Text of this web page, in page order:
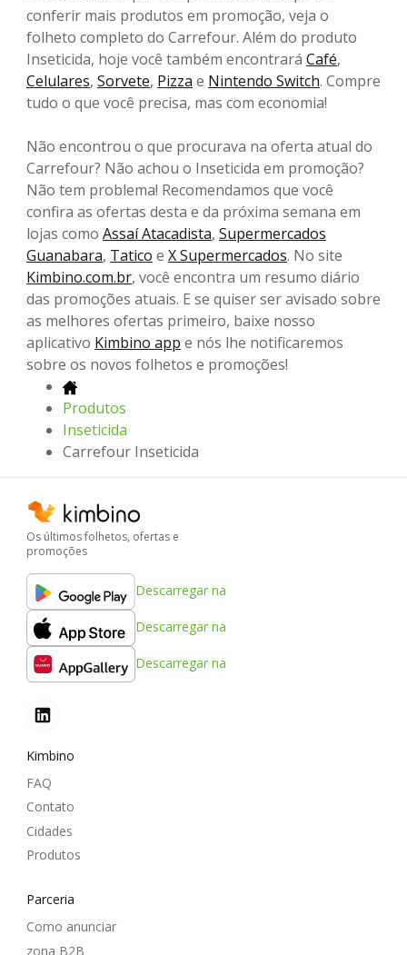
conferir mais produtos em promoção, veja o
folheto completo do Carrefour. Além do produto
Inseticida, hoje você também encontrará Café,
Celulares, Sorvete, Pizza e Nintendo Switch. Compre
tudo o que você precisa, mas com economia!
Não encontrou o que procurava na oferta atual do
Carrefour? Não achou o Inseticida em promoção?
Não tem problema! Recomendamos que você
confira as ofertas desta e da próxima semana em
lojas como Assaí Atacadista, Supermercados
Guanabara, Tatico e X Supermercados. No site
Kimbino.com.br, você encontra um resumo diário
das promoções atuais. E se quiser ser avisado sobre
as melhores ofertas primeiro, baixe nosso
aplicativo Kimbino app e nós lhe notificaremos
sobre os novos folhetos e promoções!
Produtos
Inseticida
Carrefour Inseticida
Os últimos folhetos, ofertas e
promoções
Descarregar na
Descarregar na
Descarregar na
Kimbino
FAQ
Contato
Cidades
Produtos
Parceria
Como anunciar
zona B2B